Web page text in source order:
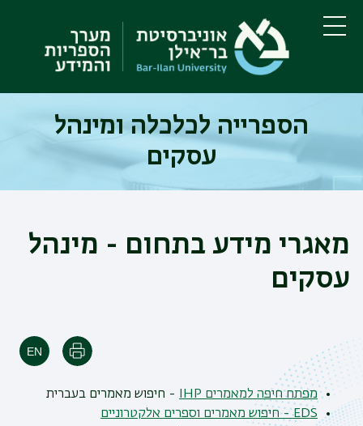
לתוכן
העיקרי
לתפריט
ניווט
ראשי
תפריט
הספרייה לכלכלה ומינהל
עסקים
מאגרי מידע בתחום - מינהל
עסקים
הדפסה
מפתח חיפה למאמרים IHP
- חיפוש מאמרים בעברית
EDS - חיפוש מאמרים וספרים אלקטרוניים